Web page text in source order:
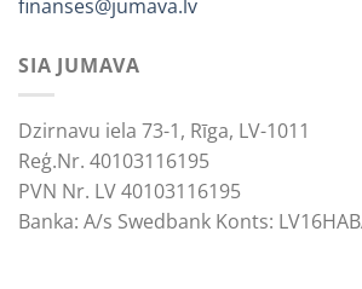
finanses@jumava.lv
SIA JUMAVA
Dzirnavu iela 73-1, Rīga, LV-1011
Reģ.Nr. 40103116195
PVN Nr. LV 40103116195
Banka: A/s Swedbank Konts: